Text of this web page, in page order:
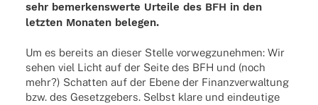
sehr bemerkenswerte Urteile des BFH in den
letzten Monaten belegen.
Um es bereits an dieser Stelle vorwegzunehmen: Wir
sehen viel Licht auf der Seite des BFH und (noch
mehr?) Schatten auf der Ebene der Finanzverwaltung
bzw. des Gesetzgebers. Selbst klare und eindeutige